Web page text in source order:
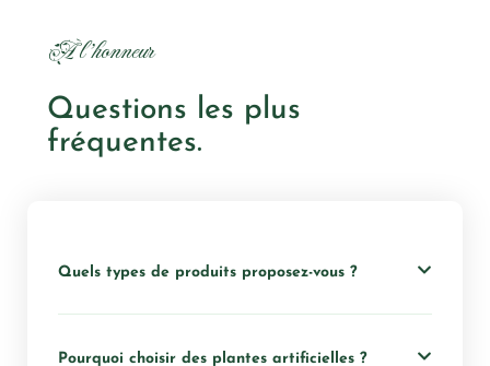
À l'honneur
Questions les plus
fréquentes.
Quels types de produits proposez-vous ?
Pourquoi choisir des plantes artificielles ?